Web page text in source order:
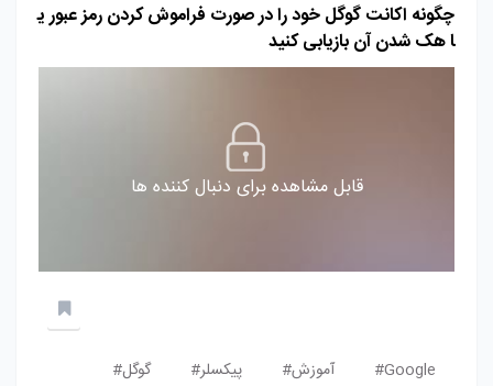
چگونه اکانت گوگل خود را در صورت فراموش کردن رمز عبور ی
ا هک شدن آن بازیابی کنید
قابل مشاهده برای دنبال کننده ها
Google# آموزش# پیکسلر# گوگل#